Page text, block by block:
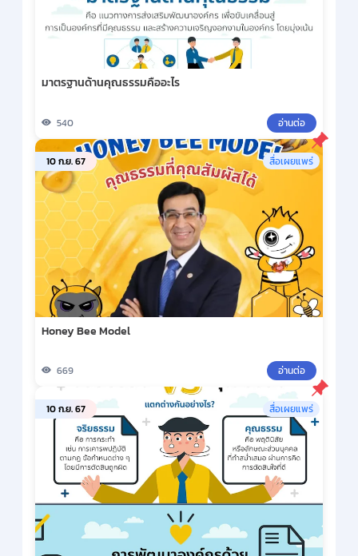
มาตรฐานด้านคุณธรรมคืออะไร
540 อ่านต่อ
10 ก.ย. 67 สื่อเผยแพร่
Honey Bee Model
669 อ่านต่อ
10 ก.ย. 67 สื่อเผยแพร่